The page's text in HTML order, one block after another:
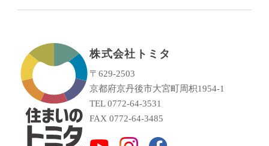
株式会社トミタ
〒629-2503
京都府京丹後市大宮町周枳1954-1
TEL 0772-64-3531
FAX 0772-64-3485